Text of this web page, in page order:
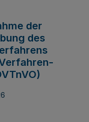
der
des